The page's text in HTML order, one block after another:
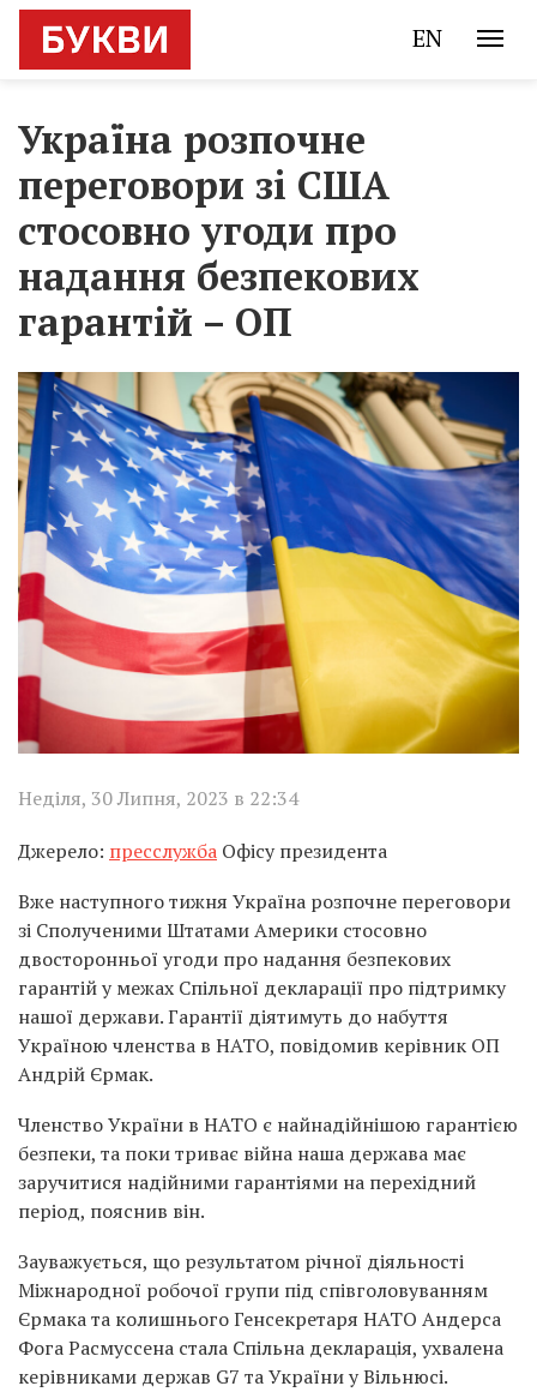
EN
Україна розпочне
переговори зі США
стосовно угоди про
надання безпекових
гарантій – ОП
Неділя, 30 Липня, 2023 в 22:34
Джерело: пресслужба Офісу президента
Вже наступного тижня Україна розпочне переговори
зі Сполученими Штатами Америки стосовно
двосторонньої угоди про надання безпекових
гарантій у межах Спільної декларації про підтримку
нашої держави. Гарантії діятимуть до набуття
Україною членства в НАТО, повідомив керівник ОП
Андрій Єрмак.
Членство України в НАТО є найнадійнішою гарантією
безпеки, та поки триває війна наша держава має
заручитися надійними гарантіями на перехідний
період, пояснив він.
Зауважується, що результатом річної діяльності
Міжнародної робочої групи під співголовуванням
Єрмака та колишнього Генсекретаря НАТО Андерса
Фога Расмуссена стала Спільна декларація, ухвалена
керівниками держав G7 та України у Вільнюсі.